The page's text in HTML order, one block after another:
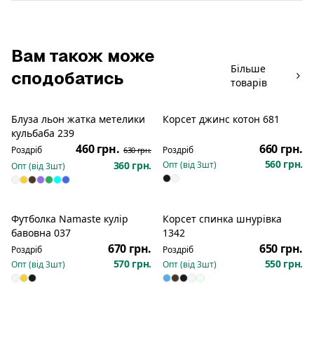
Вам також може
сподобатись
Більше
товарів
Блуза льон жатка метелики
кульбаба 239
Роздріб 460 грн. 630 грн.
Опт (від3шт) 360 грн.
Корсет джинс котон 681
Роздріб 660 грн.
Опт (від3шт) 560 грн.
Новинка
Футболка Namaste кулір
бавовна 037
Роздріб 670 грн.
Опт (від3шт) 570 грн.
Новинка
Корсет спинка шнурівка
1342
Роздріб 650 грн.
Опт (від3шт) 550 грн.